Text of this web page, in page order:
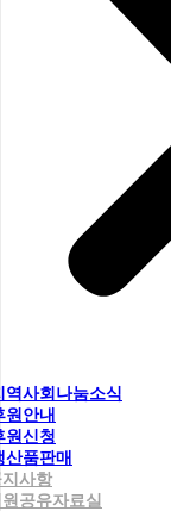
역사회나눔소식
원안내
원신청
산품판매
사항
공유자료실